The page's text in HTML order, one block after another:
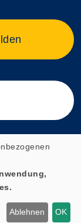
Ablehnen OK